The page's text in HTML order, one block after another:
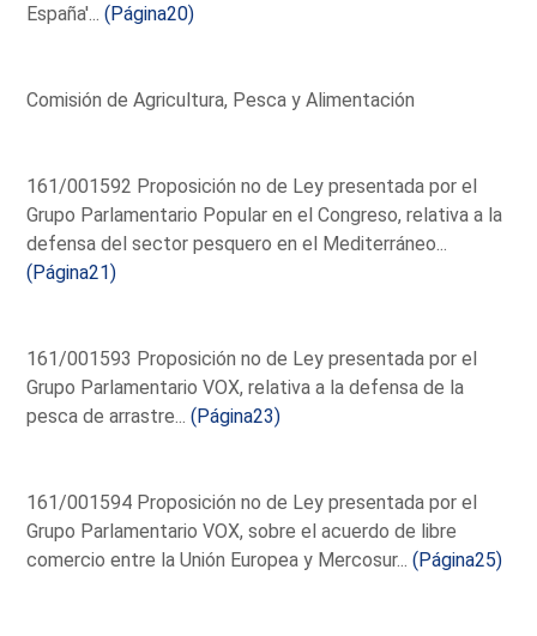
España'...(Página20)
Comisión de Agricultura, Pesca y Alimentación
161/001592 Proposición no de Ley presentada por el
Grupo Parlamentario Popular en el Congreso, relativa a la
defensa del sector pesquero en el Mediterráneo...
(Página21)
161/001593 Proposición no de Ley presentada por el
Grupo Parlamentario VOX, relativa a la defensa de la
pesca de arrastre...(Página23)
161/001594 Proposición no de Ley presentada por el
Grupo Parlamentario VOX, sobre el acuerdo de libre
comercio entre la Unión Europea y Mercosur...(Página25)